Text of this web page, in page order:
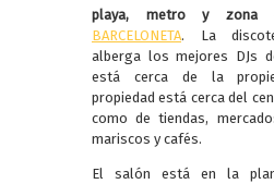
playa, metro y zona
BARCELONETA. La
alberga los mejores DJs
está cerca de la
propiedad está cerca del
como de tiendas,
mariscos y cafés.
El salón está en la